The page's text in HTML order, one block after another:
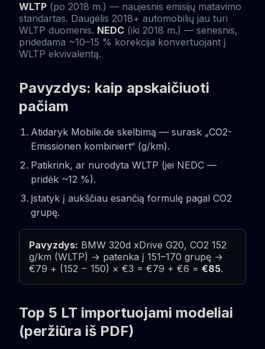
WLTP (po 2018 m.) — naujesnis emisijų matavimo
standartas. Daugelis 2018+ automobilių jau turi
WLTP duomenis. NEDC (iki 2018 m.) — senesnis,
pridedama ~10–15 % korekcija konvertuojant į
WLTP ekvivalentą.
Pavyzdys: kaip apskaičiuoti
pačiam
Atidaryk Mobile.de skelbimą — surask „CO2-
Emissionen kombiniert“ (g/km).
Patikrink, ar nurodyta WLTP (jei NEDC —
pridėk ~12 %).
Įstatyk į aukščiau esančią formulę pagal CO2
grupę.
Pavyzdys: BMW 320d xDrive G20, CO2 152
g/km (WLTP) → patenka į 151–170 grupę →
€79 + (152 − 150) × €3 = €79 + €6 = €85.
Top 5 LT importuojami modeliai
(peržiūra iš PDF)